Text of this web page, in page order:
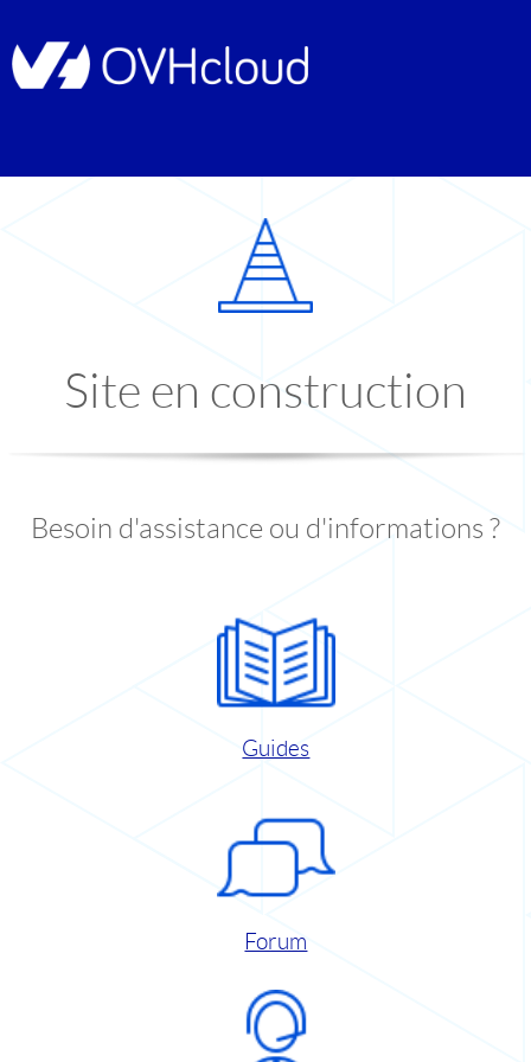
Site en construction
Besoin d'assistance ou d'informations ?
Guides
Forum